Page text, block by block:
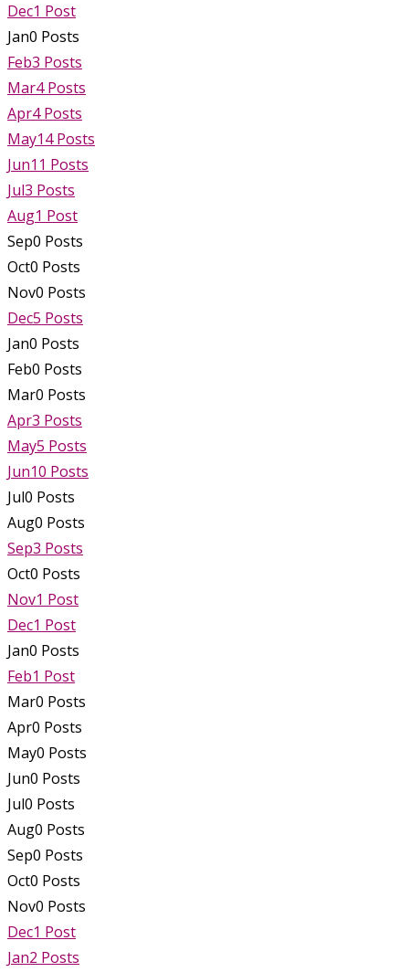
Dec1 Post
Jan0 Posts
Feb3 Posts
Mar4 Posts
Apr4 Posts
May14 Posts
Jun11 Posts
Jul3 Posts
Aug1 Post
Sep0 Posts
Oct0 Posts
Nov0 Posts
Dec5 Posts
Jan0 Posts
Feb0 Posts
Mar0 Posts
Apr3 Posts
May5 Posts
Jun10 Posts
Jul0 Posts
Aug0 Posts
Sep3 Posts
Oct0 Posts
Nov1 Post
Dec1 Post
Jan0 Posts
Feb1 Post
Mar0 Posts
Apr0 Posts
May0 Posts
Jun0 Posts
Jul0 Posts
Aug0 Posts
Sep0 Posts
Oct0 Posts
Nov0 Posts
Dec1 Post
Jan2 Posts